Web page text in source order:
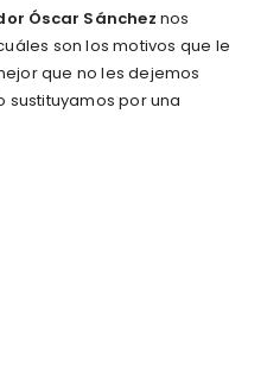
Óscar Sánchez nos
son los motivos que le
que no les dejemos
sustituyamos por una